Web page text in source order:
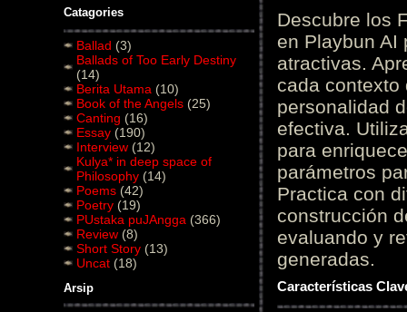
Catagories
Ballad (3)
Ballads of Too Early Destiny
(14)
Berita Utama (10)
Book of the Angels (25)
Canting (16)
Essay (190)
Interview (12)
Kulya* in deep space of
Philosophy (14)
Poems (42)
Poetry (19)
PUstaka puJAngga (366)
Review (8)
Short Story (13)
Uncat (18)
Arsip
Descubre los
en Playbun AI
atractivas.
cada contexto
personalidad
efectiva.
para
parámetros
Practica con
construcción
evaluando y
generadas.
Características